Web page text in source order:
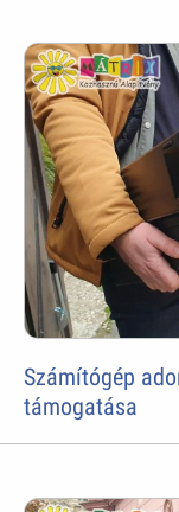
Számítógép
támogatása